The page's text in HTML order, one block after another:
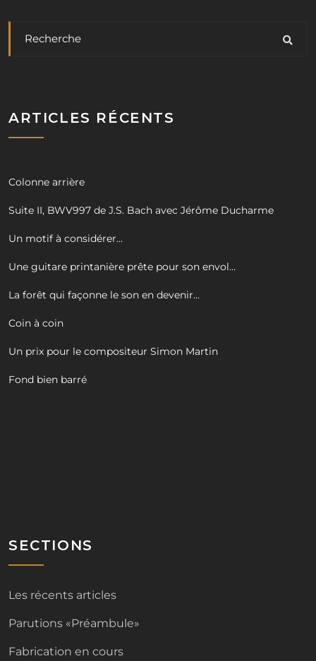
ARTICLES RÉCENTS
Colonne arrière
Suite II, BWV997 de J.S. Bach avec Jérôme Ducharme
Un motif à considérer…
Une guitare printanière prête pour son envol…
La forêt qui façonne le son en devenir…
Coin à coin
Un prix pour le compositeur Simon Martin
Fond bien barré
SECTIONS
Les récents articles
Parutions «Préambule»
Fabrication en cours